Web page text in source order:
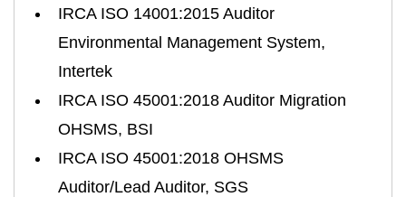
IRCA ISO 14001:2015 Auditor
Environmental Management System,
Intertek
IRCA ISO 45001:2018 Auditor Migration
OHSMS, BSI
IRCA ISO 45001:2018 OHSMS
Auditor/Lead Auditor, SGS